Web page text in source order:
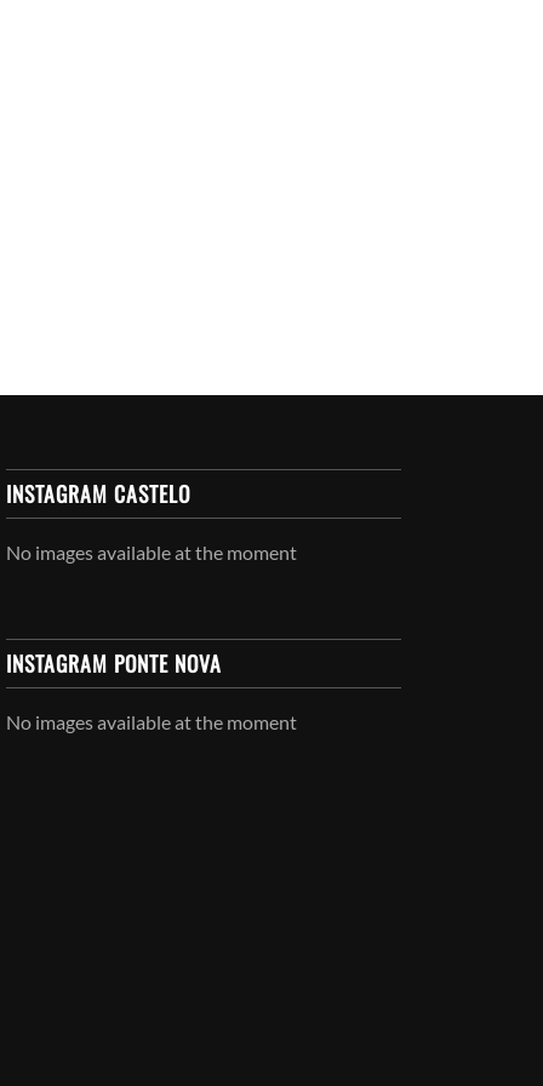
INSTAGRAM CASTELO
No images available at the moment
INSTAGRAM PONTE NOVA
No images available at the moment